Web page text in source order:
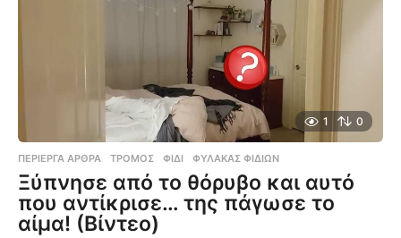
1 0
ΠΕΡΊΕΡΓΑ ΆΡΘΡΑ ΤΡΌΜΟΣ ,ΦΊΔΙ ,ΦΎΛΑΚΑΣ ΦΙΔΙΏΝ
Ξύπνησε από το θόρυβο και αυτό
που αντίκρισε… της πάγωσε το
αίμα! (Βίντεο)